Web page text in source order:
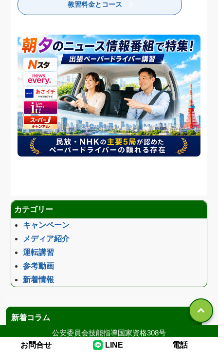
教習料金とコース
カテゴリー
キャンペーン
メディア紹介
運転講習
参考動画
新着情報
新着コラム
公安委員会技能指導国家資格308号
お問合せ
LINE 電話